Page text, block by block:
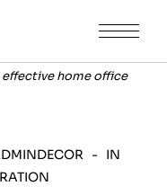
home office
IN